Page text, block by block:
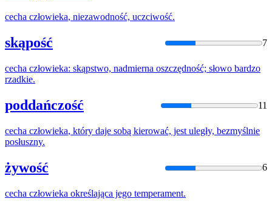
cecha człowieka, niezawodność, uczciwość.
skąpość 7
cecha człowieka: skąpstwo, nadmierna oszczędność; słowo bardzo
rzadkie.
poddańczość 11
cecha człowieka, który daje sobą kierować, jest uległy, bezmyślnie
posłuszny.
żywość 6
cecha człowieka określająca jego temperament.